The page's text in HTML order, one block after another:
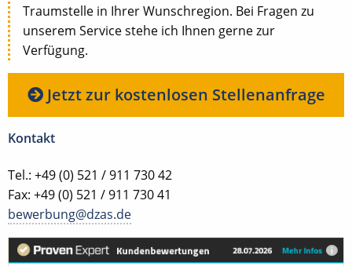
Traumstelle in Ihrer Wunschregion. Bei Fragen zu
unserem Service stehe ich Ihnen gerne zur
Verfügung.
Jetzt zur kostenlosen Stellenanfrage
Kontakt
Tel.: +49 (0) 521 / 911 730 42
Fax: +49 (0) 521 / 911 730 41
bewerbung@dzas.de